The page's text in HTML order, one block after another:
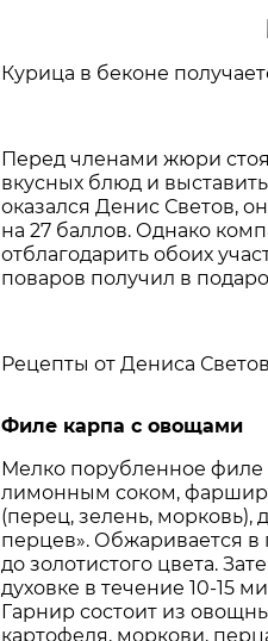
Курица в беконе
Перед членами жюри
вкусных блюд и
оказался Денис Светов,
на 27 баллов. Однако
отблагодарить обоих
поваров получил в
Рецепты от Дениса
Филе карпа с овощами
Мелко порубленное
лимонным соком,
(перец, зелень, морковь),
перцев». Обжаривается в
до золотистого цвета.
духовке в течение 10-15
Гарнир состоит из
картофеля, моркови,